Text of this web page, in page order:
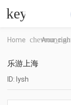
Home
乐游上海
ID: lysh